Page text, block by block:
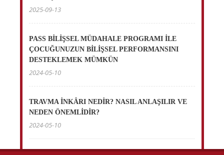
2025-09-13
PASS BİLİŞSEL MÜDAHALE PROGRAMI İLE
ÇOCUĞUNUZUN BİLİŞSEL PERFORMANSINI
DESTEKLEMEK MÜMKÜN
2024-05-10
TRAVMA İNKÂRI NEDİR? NASIL ANLAŞILIR VE
NEDEN ÖNEMLİDİR?
2024-05-10